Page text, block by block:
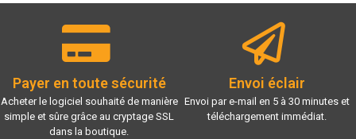
Payer en toute sécurité
Acheter le logiciel souhaité de manière
simple et sûre grâce au cryptage SSL
dans la boutique.
Envoi éclair
Envoi par e-mail en 5 à 30 minutes et
téléchargement immédiat.